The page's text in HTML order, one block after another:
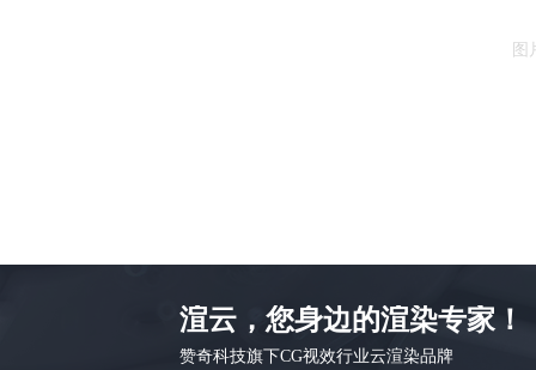
图
渲云，您身边的渲染专家！
赞奇科技旗下CG视效行业云渲染品牌